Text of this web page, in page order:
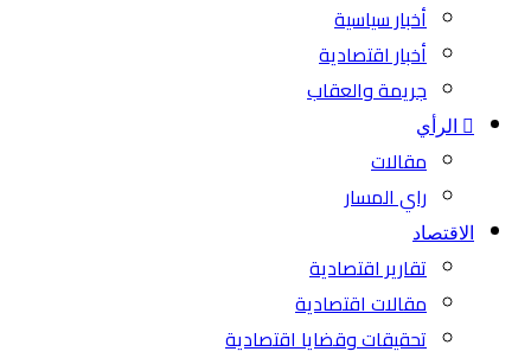
أخبار سياسية
أخبار اقتصادية
جريمة والعقاب
الرأي
مقالات
راي المسار
الاقتصاد
تقارير اقتصادية
مقالات اقتصادية
تحقيقات وقضايا اقتصادية